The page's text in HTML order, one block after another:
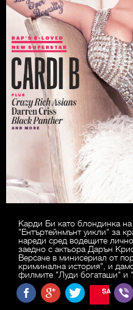
Карди Би като блондинка
"Ентъртейнмънт уикли" за
нареди сред водещите
заедно с актьора Дарън
Версаче в минисериал от
криминална история", и
филмите "Луди богаташи" и
SAVE